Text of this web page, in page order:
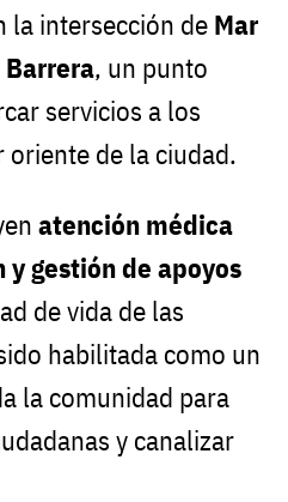
la intersección de Mar
Barrera, un punto
servicios a los
de la ciudad.
atención médica
gestión de apoyos
de vida de las
habilitada como un
la comunidad para
y canalizar